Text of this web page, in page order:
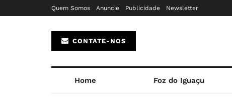
Quem Somos Anuncie Publicidade Newsletter
CONTATE-NOS
Home Foz do Iguaçu